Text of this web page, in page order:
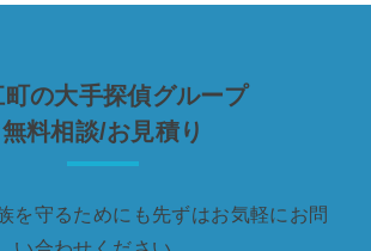
町の大手探偵グループ
無料相談/お見積り
を守るためにも先ずはお気軽にお問